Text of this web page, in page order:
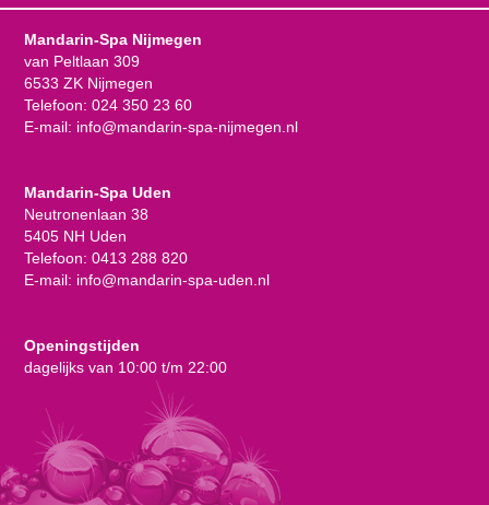
Mandarin-Spa Nijmegen
van Peltlaan 309
6533 ZK Nijmegen
Telefoon: 024 350 23 60
E-mail: info@mandarin-spa-nijmegen.nl
Mandarin-Spa Uden
Neutronenlaan 38
5405 NH Uden
Telefoon: 0413 288 820
E-mail: info@mandarin-spa-uden.nl
Openingstijden
dagelijks van 10:00 t/m 22:00